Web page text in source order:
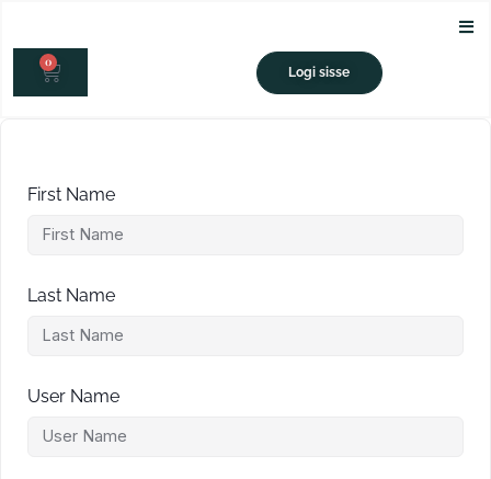
content
0
CART Logi sisse
First Name
Last Name
User Name